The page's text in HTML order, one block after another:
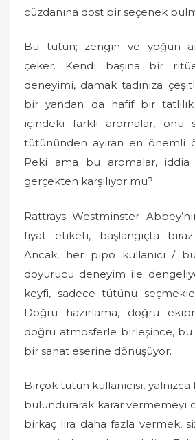
cüzdanına dost bir seçenek
Bu tütün; zengin ve yoğun
çeker. Kendi başına bir
deneyimi, damak tadınıza
bir yandan da hafif bir
içindeki farklı aromalar, onu
tütününden ayıran en önemli
Peki ama bu aromalar, iddia
gerçekten karşılıyor mu?
Rattrays Westminster
fiyat etiketi, başlangıçta biraz
Ancak, her pipo kullanıcı /
doyurucu deneyim ile
keyfi, sadece tütünü seçmekle
Doğru hazırlama, doğru
doğru atmosferle birleşince,
bir sanat eserine dönüşüyor.
Birçok tütün kullanıcısı,
bulundurarak karar vermemeyi
birkaç lira daha fazla vermek,